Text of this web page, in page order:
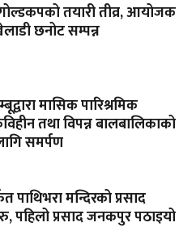
तयारी तीव्र, आयोजक
छनोट सम्पन्न
मासिक पारिश्रमिक
तथा विपन्न बालबालिकाको
समर्पण
पाथिभरा मन्दिरको प्रसाद
पहिलो प्रसाद जनकपुर पठाइयो